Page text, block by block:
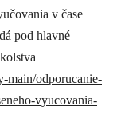
v čase
pod hlavné
main/odporucanie-
vyucovania-